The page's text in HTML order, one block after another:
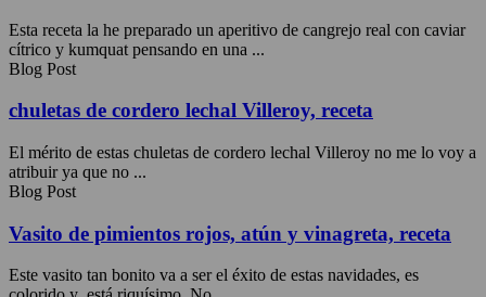
Esta receta la he preparado un aperitivo de cangrejo real con caviar
cítrico y kumquat pensando en una ...
Blog Post
chuletas de cordero lechal Villeroy, receta
El mérito de estas chuletas de cordero lechal Villeroy no me lo voy a
atribuir ya que no ...
Blog Post
Vasito de pimientos rojos, atún y vinagreta, receta
Este vasito tan bonito va a ser el éxito de estas navidades, es